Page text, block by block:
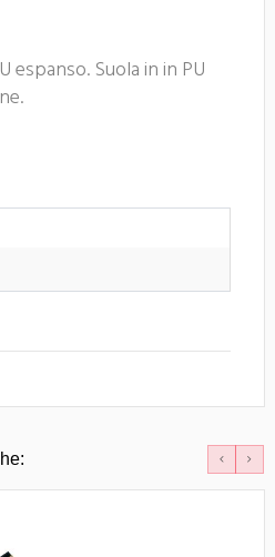
espanso. Suola in in PU